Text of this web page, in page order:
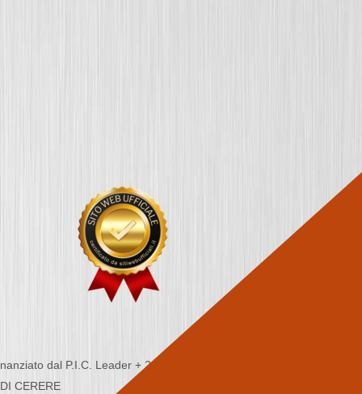
dal P.I.C. Leader + 2000/2006 - Programma
CERERE